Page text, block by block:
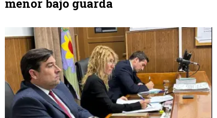
menor bajo guarda